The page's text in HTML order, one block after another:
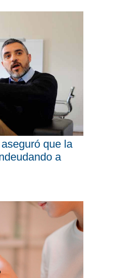
que la
a